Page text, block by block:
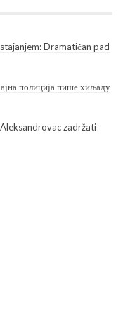
Dramatičan pad
полиција пише хиљаду
zadržati